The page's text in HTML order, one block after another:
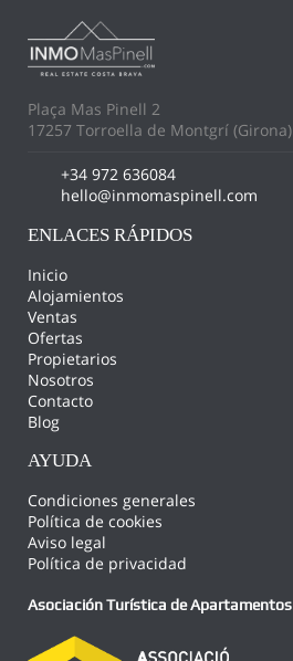
Plaça Mas Pinell 2
17257 Torroella de Montgrí (Girona)
+34 972 636084
hello@inmomaspinell.com
ENLACES RÁPIDOS
Inicio
Alojamientos
Ventas
Ofertas
Propietarios
Nosotros
Contacto
Blog
AYUDA
Condiciones generales
Política de cookies
Aviso legal
Política de privacidad
Asociación Turística de Apartamentos